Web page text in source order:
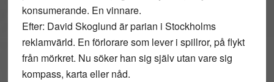
konsumerande. En vinnare.
Efter: David Skoglund är parian i Stockholms
reklamvärld. En förlorare som lever i spillror, på flykt
från mörkret. Nu söker han sig själv utan vare sig
kompass, karta eller nåd.